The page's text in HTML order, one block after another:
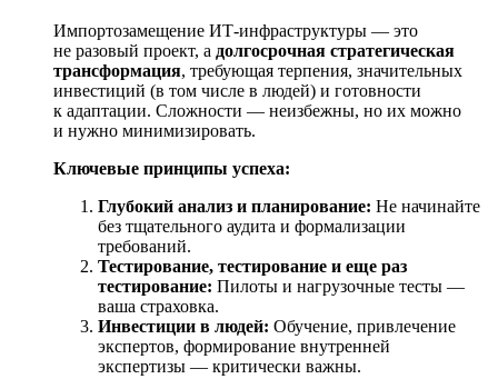
Импортозамещение ИТ-инфраструктуры — это
не разовый проект, а долгосрочная стратегическая
трансформация, требующая терпения, значительных
инвестиций (в том числе в людей) и готовности
к адаптации. Сложности — неизбежны, но их можно
и нужно минимизировать.
Ключевые принципы успеха:
Глубокий анализ и планирование: Не начинайте
без тщательного аудита и формализации
требований.
Тестирование, тестирование и еще раз
тестирование: Пилоты и нагрузочные тесты —
ваша страховка.
Инвестиции в людей: Обучение, привлечение
экспертов, формирование внутренней
экспертизы — критически важны.